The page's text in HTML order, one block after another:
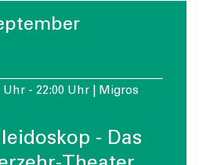
Uhr - 22:00 Uhr | Migros
- Das